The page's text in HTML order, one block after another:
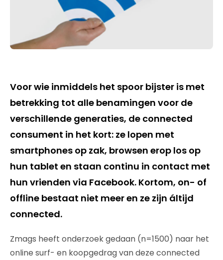
Voor wie inmiddels het spoor bijster is met
betrekking tot alle benamingen voor de
verschillende generaties, de connected
consument in het kort: ze lopen met
smartphones op zak, browsen erop los op
hun tablet en staan continu in contact met
hun vrienden via Facebook. Kortom, on- of
offline bestaat niet meer en ze zijn áltijd
connected.
Zmags heeft onderzoek gedaan (n=1500) naar het
online surf- en koopgedrag van deze connected